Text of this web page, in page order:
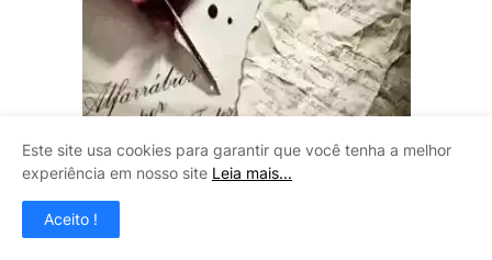
VALENÁUTICO
Este site usa cookies para garantir que você tenha a melhor
experiência em nosso site Leia mais...
Aceito !